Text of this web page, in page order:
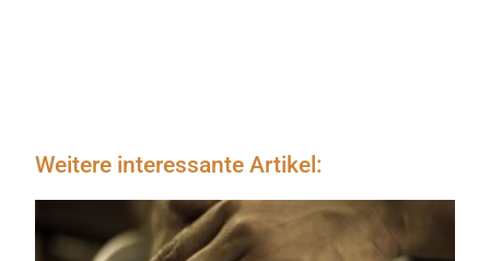
Weitere interessante Artikel: